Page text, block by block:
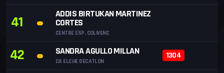
41 ADDIS BIRTUKAN MARTINEZ
CORTES
CENTRE ESP. COLIVENC
42 SANDRA AGULLO MILLAN
CA ELCHE DECATLON
1304